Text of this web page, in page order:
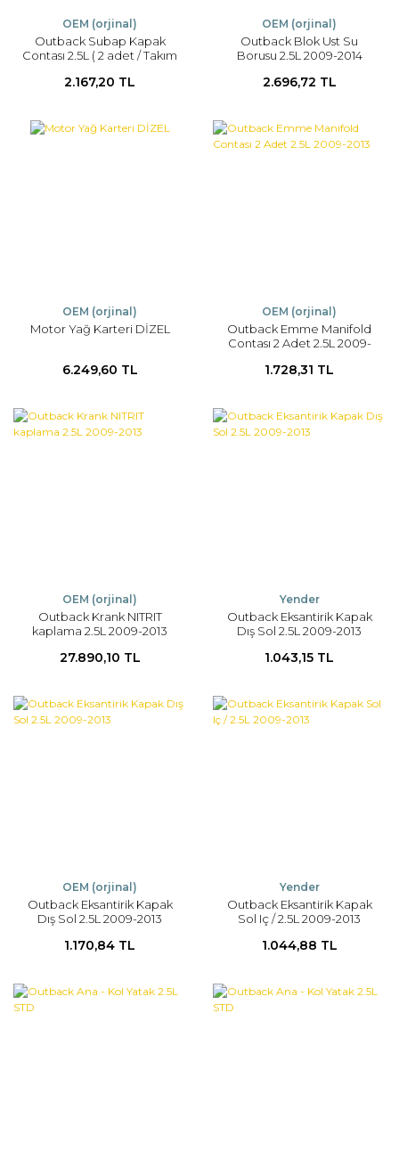
OEM (orjinal)
Outback Subap Kapak
Contası 2.5L ( 2 adet / Takım
2.167,20 TL
OEM (orjinal)
Outback Blok Ust Su
Borusu 2.5L 2009-2014
2.696,72 TL
OEM (orjinal)
Motor Yağ Karteri DİZEL
6.249,60 TL
OEM (orjinal)
Outback Emme Manifold
Contası 2 Adet 2.5L 2009-
1.728,31 TL
OEM (orjinal)
Outback Krank NITRIT
kaplama 2.5L 2009-2013
27.890,10 TL
Yender
Outback Eksantirik Kapak
Dış Sol 2.5L 2009-2013
1.043,15 TL
OEM (orjinal)
Outback Eksantirik Kapak
Dış Sol 2.5L 2009-2013
1.170,84 TL
Yender
Outback Eksantirik Kapak
Sol Iç / 2.5L 2009-2013
1.044,88 TL